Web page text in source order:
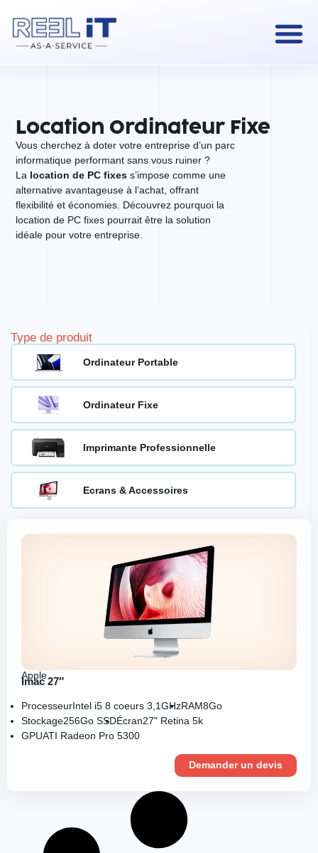
Location Ordinateur Fixe
Vous cherchez à doter votre entreprise d’un parc
informatique performant sans vous ruiner ?
La location de PC fixess’impose comme une
alternative avantageuse à l’achat, offrant
flexibilité et économies. Découvrez pourquoi la
location de PC fixes pourrait être la solution
idéale pour votre entreprise.
Type de produit
Ordinateur Portable
Ordinateur Fixe
Imprimante Professionnelle
Ecrans & Accessoires
Apple
Imac 27″
ProcesseurIntel i5 8 coeurs 3,1GHzRAM8Go
Stockage256Go SSDÉcran27" Retina 5k
GPUATI Radeon Pro 5300
Demander un devis